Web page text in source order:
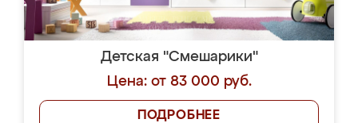
Детская "Смешарики"
Цена: от 83 000 руб.
ПОДРОБНЕЕ